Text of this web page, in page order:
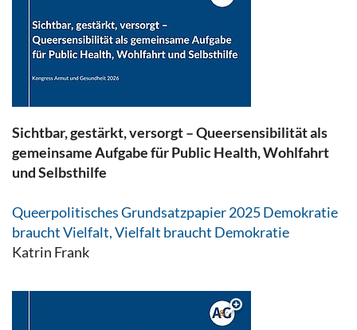
Sichtbar, gestärkt, versorgt – Queersensibilität als
gemeinsame Aufgabe für Public Health, Wohlfahrt
und Selbsthilfe
Queerpolitisches Grundsatzpapier 2025 Demokratie
braucht Vielfalt, Vielfalt braucht Demokratie
Katrin Frank